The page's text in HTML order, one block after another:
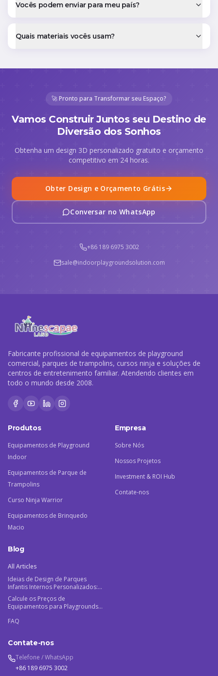
Vocês podem enviar para meu país?
Quais materiais vocês usam?
🚀 Pronto para Transformar seu Espaço?
Vamos Construir Juntos seu Destino de
Diversão dos Sonhos
Obtenha um design 3D personalizado gratuito e orçamento
competitivo em 24 horas.
Obter Design e Orçamento Grátis
Conversar no WhatsApp
+86 189 6975 3002
sale@indoorplaygroundsolution.com
Fabricante profissional de equipamentos de playground
comercial, parques de trampolins, cursos ninja e soluções de
centros de entretenimento familiar. Atendendo clientes em
todo o mundo desde 2008.
Produtos
Equipamentos de Playground
Indoor
Equipamentos de Parque de
Trampolins
Curso Ninja Warrior
Equipamentos de Brinquedo
Macio
Empresa
Sobre Nós
Nossos Projetos
Investment & ROI Hub
Contate-nos
Blog
All Articles
Ideias de Design de Parques
Infantis Internos Personalizados:
O Guia do Fabricante 2026
Calcule os Preços de
Equipamentos para Playgrounds
Maximizar o ROI
FAQ
Contate-nos
Telefone / WhatsApp
+86 189 6975 3002